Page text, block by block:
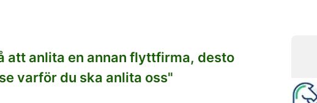
att anlita en annan flyttfirma, desto
varför du ska anlita oss"